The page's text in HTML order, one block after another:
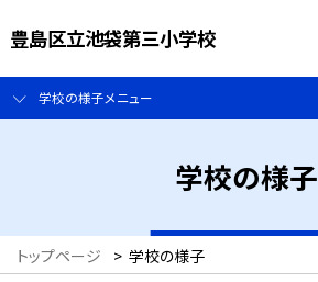
豊島区立池袋第三小学校
学校の様子メニュー
学校の様子
トップページ > 学校の様子